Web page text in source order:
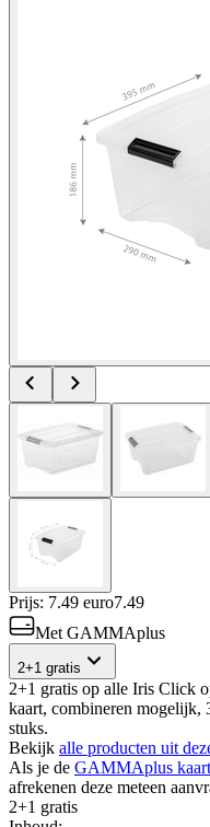
Prijs: 7.49 euro7.49
Met GAMMAplus
2+1 gratis
2+1 gratis op alle Iris Click
kaart, combineren mogelijk,
stuks.
Bekijk alle producten uit
Als je de GAMMAplus kaart
afrekenen deze meteen
2+1 gratis